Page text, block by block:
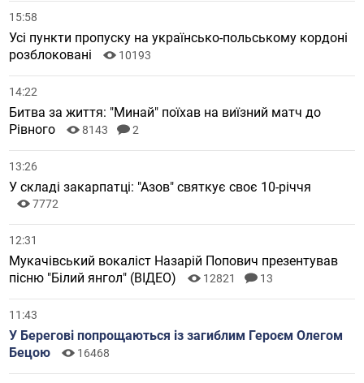
15:58
Усі пункти пропуску на українсько-польському кордоні
розблоковані
10193
14:22
Битва за життя: "Минай" поїхав на виїзний матч до
Рівного
8143 2
13:26
У складі закарпатці: "Азов" святкує своє 10-річчя
7772
12:31
Мукачівський вокаліст Назарій Попович презентував
пісню "Білий янгол" (ВІДЕО)
12821 13
11:43
У Берегові попрощаються із загиблим Героєм Олегом
Бецою
16468